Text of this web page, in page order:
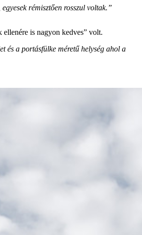
rémisztően rosszul voltak.”
is nagyon kedves” volt.
és a portásfülke méretű helység ahol a